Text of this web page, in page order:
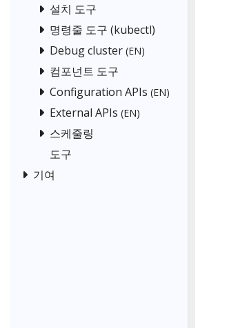
설치 도구
명령줄 도구 (kubectl)
Debug cluster (EN)
컴포넌트 도구
Configuration APIs (EN)
External APIs (EN)
스케줄링
도구
기여